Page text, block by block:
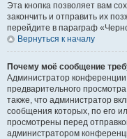
Эта кнопка позволяет вам
закончить и отправить их
перейдите в параграф
Вернуться к началу
Почему моё сообщение
Администратор
предварительного
также, что администратор
сообщения которых, по его
просмотрены перед
администратором